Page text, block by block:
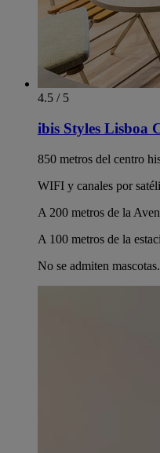
4.5 / 5
ibis Styles Lisboa
850 metros del centro
WIFI y canales por
A 200 metros de la
A 100 metros de la
No se admiten mascotas.